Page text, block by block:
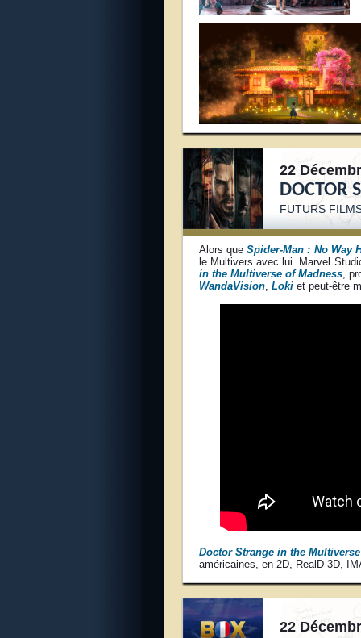
22
DOCTOR
FUTURS
Alors queSpider-Man : No Way
le Multivers avec lui. Marvel
in the Multiverse of Madness,
WandaVision, Lokiet peut-être
Doctor Strange in the
américaines, en 2D, RealD 3D,
22